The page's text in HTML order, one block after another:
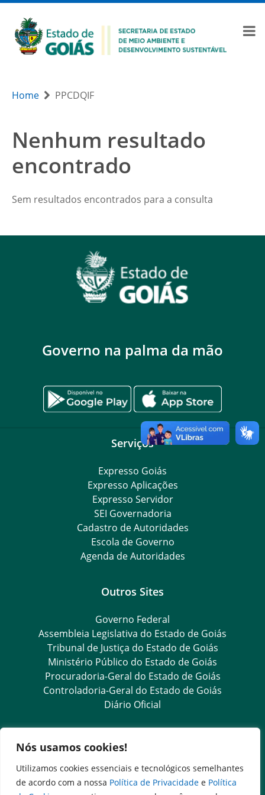
Nós usamos cookies!
Utilizamos cookies essenciais e tecnológicos semelhantes
de acordo com a nossa Política de Privacidade e Política
Home PPCDQIF
Nenhum resultado
encontrado
Sem resultados encontrados para a consulta
Governo na palma da mão
Serviços
Expresso Goiás
Expresso Aplicações
Expresso Servidor
SEI Governadoria
Cadastro de Autoridades
Escola de Governo
Agenda de Autoridades
Outros Sites
Governo Federal
Assembleia Legislativa do Estado de Goiás
Tribunal de Justiça do Estado de Goiás
Ministério Público do Estado de Goiás
Procuradoria-Geral do Estado de Goiás
Controladoria-Geral do Estado de Goiás
Diário Oficial
Transparência e Ouvidoria
LGPD
Ouvidoria Setorial (Presencial)